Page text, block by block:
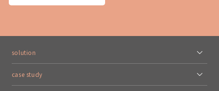
solution
case study